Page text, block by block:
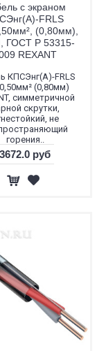
с экраном
FRLS
(0,80мм),
ГОСТ Р 53315-
REXANT
КПСЭнг(А)-FRLS
(0,80мм)
симметричной
скрутки,
не
горения..
3672.0 руб